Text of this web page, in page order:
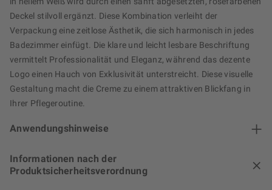
Deckel stilvoll ergänzt. Diese Kombination verleiht der
Verpackung eine zeitlose Ästhetik, die sich harmonisch in jedes
Badezimmer einfügt. Die klare und leicht lesbare Beschriftung
vermittelt Professionalität und Eleganz, während das dezente
Logo einen Hauch von Exklusivität unterstreicht. Diese visuelle
Gestaltung macht die Creme zu einem attraktiven Blickfang in
Ihrer Pflegeroutine.
Anwendungshinweise
Informationen nach der
Produktsicherheitsverordnung